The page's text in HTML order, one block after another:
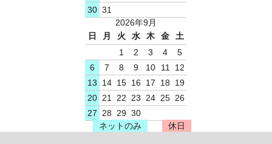
30 31
2026年9月
日
月 火 水 木 金
土
1
2 3 4
5
6
7 8 9 10 11
12
13
14 15 16 17 18
19
20 21 22 23 24 25 26
27
28 29 30
ネットのみ
休日